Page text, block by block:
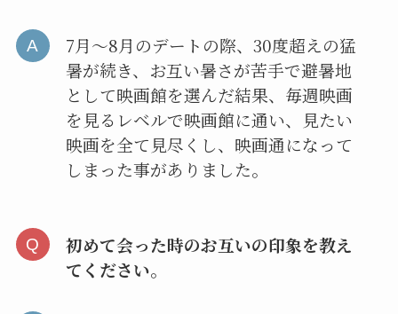
7月～8月のデートの際、30度超えの猛
暑が続き、お互い暑さが苦手で避暑地
として映画館を選んだ結果、毎週映画
を見るレベルで映画館に通い、見たい
映画を全て見尽くし、映画通になって
しまった事がありました。
初めて会った時のお互いの印象を教え
てください。